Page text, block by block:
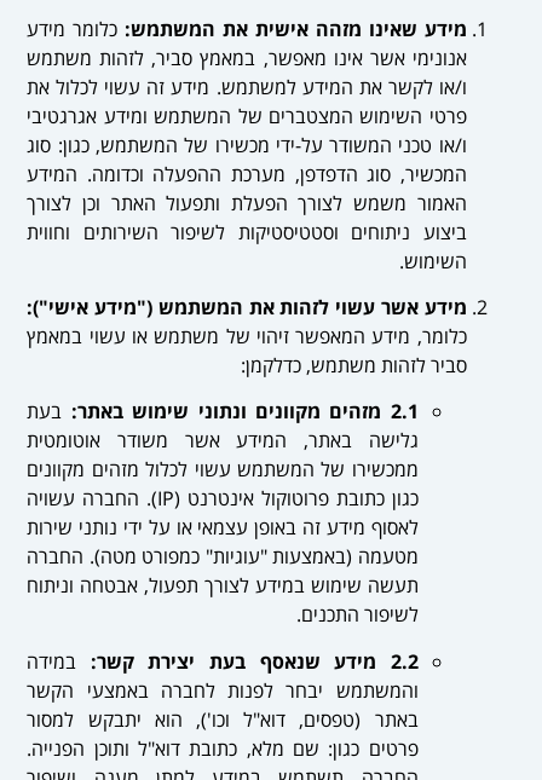
מידע שאינו מזהה אישית את המשתמש: כלומר מידע
אנונימי אשר אינו מאפשר, במאמץ סביר, לזהות משתמש
ו/או לקשר את המידע למשתמש. מידע זה עשוי לכלול את
פרטי השימוש המצטברים של המשתמש ומידע אגרגטיבי
ו/או טכני המשודר על-ידי מכשירו של המשתמש, כגון: סוג
המכשיר, סוג הדפדפן, מערכת ההפעלה וכדומה. המידע
האמור משמש לצורך הפעלת ותפעול האתר וכן לצורך
ביצוע ניתוחים וסטטיסטיקות לשיפור השירותים וחווית
השימוש.
מידע אשר עשוי לזהות את המשתמש ("מידע אישי"):
כלומר, מידע המאפשר זיהוי של משתמש או עשוי במאמץ
סביר לזהות משתמש, כדלקמן:
2.1 מזהים מקוונים ונתוני שימוש באתר:
בעת
גלישה באתר, המידע אשר משודר אוטומטית
ממכשירו של המשתמש עשוי לכלול מזהים מקוונים
כגון כתובת פרוטוקול אינטרנט (IP). החברה עשויה
לאסוף מידע זה באופן עצמאי או על ידי נותני שירות
מטעמה (באמצעות "עוגיות" כמפורט מטה). החברה
תעשה שימוש במידע לצורך תפעול, אבטחה וניתוח
לשיפור התכנים.
2.2 מידע שנאסף בעת יצירת קשר:
במידה
והמשתמש יבחר לפנות לחברה באמצעי הקשר
באתר (טפסים, דוא"ל וכו'), הוא יתבקש למסור
פרטים כגון: שם מלא, כתובת דוא"ל ותוכן הפנייה.